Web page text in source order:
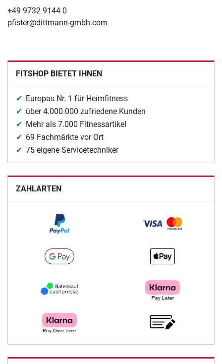
+49 9732 9144 0
pfister@dittmann-gmbh.com
FITSHOP BIETET IHNEN
Europas Nr. 1 für Heimfitness
über 4.000.000 zufriedene Kunden
Mehr als 7.000 Fitnessartikel
69 Fachmärkte vor Ort
75 eigene Servicetechniker
ZAHLARTEN